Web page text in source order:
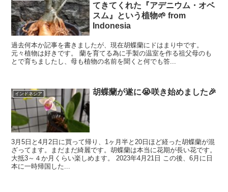
てきてくれた『アデニウム・オベ
スム』という植物🌱 from
Indonesia
過去何本か記事を書きましたが、現在胡蝶蘭にドはまり中です。
元々植物は好きです。 蘭を育てる為に手製の温室を作る祖父母のも
とで育ちましたし、母も植物の名前を聞くと何でも答...
インドネシア 胡蝶蘭が遂に😭咲き始めました🎉
3月5日と4月2日に買って帰り、1ヶ月半と20日ほど経った胡蝶蘭が混
ざってます。まだまだ綺麗です。胡蝶蘭は本当に花期が長い花です。
大抵3～４か月くらい楽しめます。 2023年4月21日 この後、6月に日
本に一時帰国した...